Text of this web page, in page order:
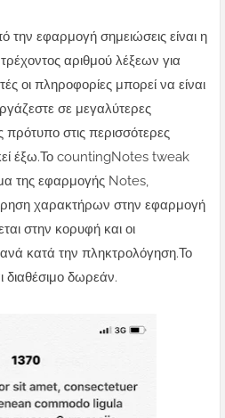
εφαρμογή σημειώσεις είναι η
αριθμού λέξεων για
οι πληροφορίες μπορεί να είναι
σε μεγαλύτερες
πρότυπο στις περισσότερες
έξω.Το countingNotes tweak
της εφαρμογής Notes,
χαρακτήρων στην εφαρμογή
στην κορυφή και οι
κατά την πληκτρολόγηση.Το
δωρεάν.